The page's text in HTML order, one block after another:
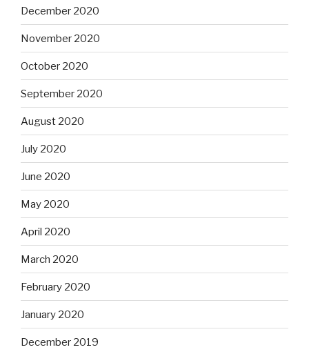
December 2020
November 2020
October 2020
September 2020
August 2020
July 2020
June 2020
May 2020
April 2020
March 2020
February 2020
January 2020
December 2019